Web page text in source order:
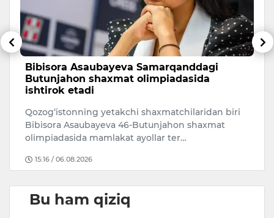
Bibisora Asaubayeva Samarqanddagi
Butunjahon shaxmat olimpiadasida
ishtirok etadi
Qozog‘istonning yetakchi shaxmatchilaridan biri
Bibisora Asaubayeva 46-Butunjahon shaxmat
olimpiadasida mamlakat ayollar ter…
15:16 / 06.08.2026
Bu ham qiziq